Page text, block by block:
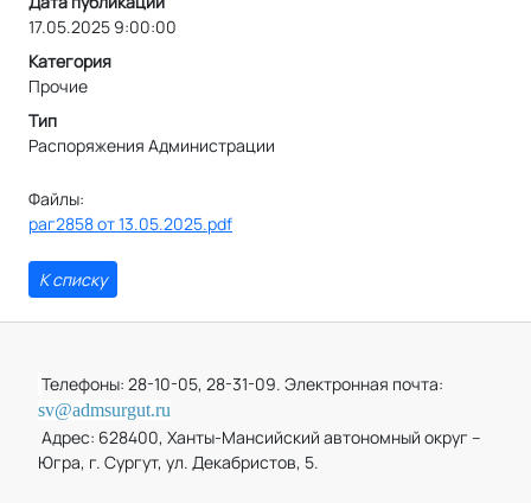
17.05.2025 9:00:00
Категория
Прочие
Тип
Распоряжения Администрации
Файлы:
раг2858 от 13.05.2025.pdf
К списку
Телефоны: 28-10-05, 28-31-09. Электронная почта:
sv@admsurgut.ru
Адрес: 628400, Ханты-Мансийский автономный округ –
Югра, г. Сургут, ул. Декабристов, 5.